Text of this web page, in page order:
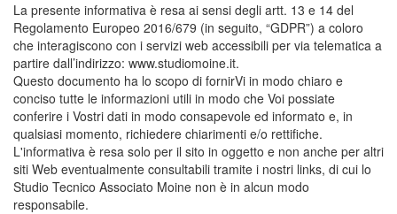
La presente informativa è resa ai sensi degli artt. 13 e 14 del
Regolamento Europeo 2016/679 (in seguito, “GDPR”) a coloro
che interagiscono con i servizi web accessibili per via telematica a
partire dall’indirizzo: www.studiomoine.it.
Questo documento ha lo scopo di fornirVi in modo chiaro e
conciso tutte le informazioni utili in modo che Voi possiate
conferire i Vostri dati in modo consapevole ed informato e, in
qualsiasi momento, richiedere chiarimenti e/o rettifiche.
L'informativa è resa solo per il sito in oggetto e non anche per altri
siti Web eventualmente consultabili tramite i nostri links, di cui lo
Studio Tecnico Associato Moine non è in alcun modo
responsabile.